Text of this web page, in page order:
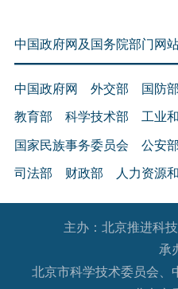
中国政府网及国务院部门网
中国政府网 外交部 国防部
教育部 科学技术部 工业
国家民族事务委员会 公安部
司法部 财政部 人力资源
生态环境部 住房和城乡建
农业农村部 商务部 文化
退役
国家语
主办：北京推进科
承
北京市科学技术委员会、